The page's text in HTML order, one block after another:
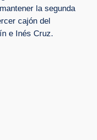
la segunda
cajón del
e Inés Cruz.